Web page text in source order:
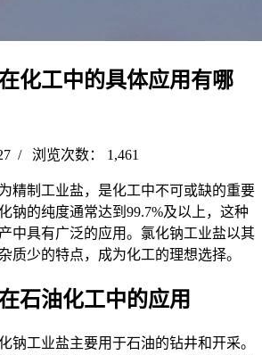
化工中的具体应用有哪
/ 浏览次数： 1,461
精制工业盐，是化工中不可或缺的重要
钠的纯度通常达到99.7%及以上，这种
中具有广泛的应用。氯化钠工业盐以其
质少的特点，成为化工的理想选择。
石油化工中的应用
钠工业盐主要用于石油的钻井和开采。